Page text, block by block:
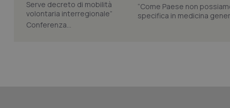
“Come Paese non
specifica in medicina
Conferenza...
tracking-sites-